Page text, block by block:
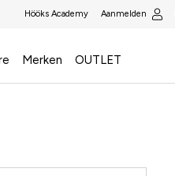
Hööks Academy Aanmelden
Merken OUTLET